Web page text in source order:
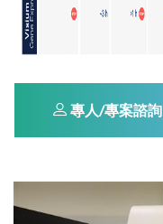
專人/專案諮詢